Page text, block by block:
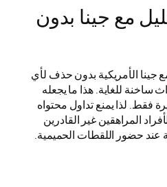
مع جينا بدون
الأمريكية بدون حذف لأي
للغاية. هذا ما يجعله
فقط. لذا يمنع تداول محتواه
المراهقين غير القادرين
حضور اللقطات الحميمية.